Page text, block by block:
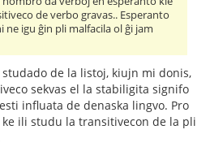
de verbo gravas.. Esperanto
ne igu ĝin pli malfacila ol ĝi jam
de la listoj, kiujn mi donis,
sekvas el la stabiligita signifo
influata de denaska lingvo. Pro
ili studu la transitivecon de la pli